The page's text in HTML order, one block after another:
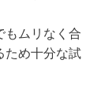
もムリなく合
ため十分な試